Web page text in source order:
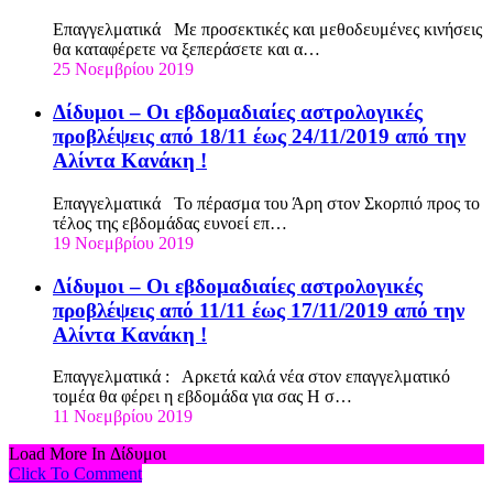
Επαγγελματικά Με προσεκτικές και μεθοδευμένες κινήσεις
θα καταφέρετε να ξεπεράσετε και α…
25 Νοεμβρίου 2019
Δίδυμοι – Οι εβδομαδιαίες αστρολογικές
προβλέψεις από 18/11 έως 24/11/2019 από την
Αλίντα Κανάκη !
Επαγγελματικά Το πέρασμα του Άρη στον Σκορπιό προς το
τέλος της εβδομάδας ευνοεί επ…
19 Νοεμβρίου 2019
Δίδυμοι – Οι εβδομαδιαίες αστρολογικές
προβλέψεις από 11/11 έως 17/11/2019 από την
Αλίντα Κανάκη !
Επαγγελματικά : Αρκετά καλά νέα στον επαγγελματικό
τομέα θα φέρει η εβδομάδα για σας Η σ…
11 Νοεμβρίου 2019
Load More In Δίδυμοι
Click To Comment